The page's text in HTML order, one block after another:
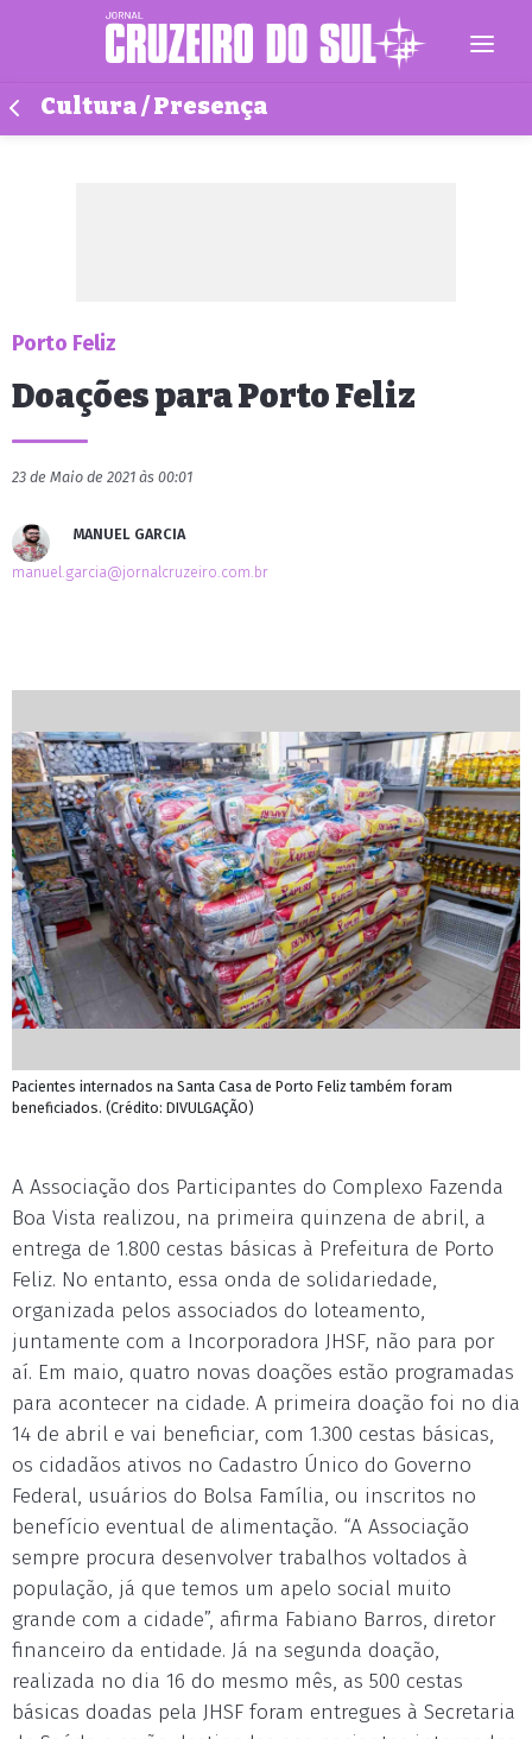
Cultura / Presença
Porto Feliz
Doações para Porto Feliz
23 de Maio de 2021 às 00:01
MANUEL GARCIA
manuel.garcia@jornalcruzeiro.com.br
Pacientes internados na Santa Casa de Porto Feliz também foram
beneficiados. (Crédito: DIVULGAÇÃO)
A Associação dos Participantes do Complexo Fazenda
Boa Vista realizou, na primeira quinzena de abril, a
entrega de 1.800 cestas básicas à Prefeitura de Porto
Feliz. No entanto, essa onda de solidariedade,
organizada pelos associados do loteamento,
juntamente com a Incorporadora JHSF, não para por
aí. Em maio, quatro novas doações estão programadas
para acontecer na cidade. A primeira doação foi no dia
14 de abril e vai beneficiar, com 1.300 cestas básicas,
os cidadãos ativos no Cadastro Único do Governo
Federal, usuários do Bolsa Família, ou inscritos no
benefício eventual de alimentação. “A Associação
sempre procura desenvolver trabalhos voltados à
população, já que temos um apelo social muito
grande com a cidade”, afirma Fabiano Barros, diretor
financeiro da entidade. Já na segunda doação,
realizada no dia 16 do mesmo mês, as 500 cestas
básicas doadas pela JHSF foram entregues à Secretaria